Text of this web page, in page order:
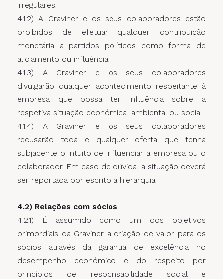
irregulares.
4.1.2) A Graviner e os seus colaboradores estão
proibidos de efetuar qualquer contribuição
monetária a partidos políticos como forma de
aliciamento ou influência.
4.1.3) A Graviner e os seus colaboradores
divulgarão qualquer acontecimento respeitante à
empresa que possa ter influência sobre a
respetiva situação económica, ambiental ou social.
4.1.4) A Graviner e os seus colaboradores
recusarão toda e qualquer oferta que tenha
subjacente o intuito de influenciar a empresa ou o
colaborador. Em caso de dúvida, a situação deverá
ser reportada por escrito à hierarquia.
4.2) Relações com sócios
4.2.1) É assumido como um dos objetivos
primordiais da Graviner a criação de valor para os
sócios através da garantia de excelência no
desempenho económico e do respeito por
princípios de responsabilidade social e